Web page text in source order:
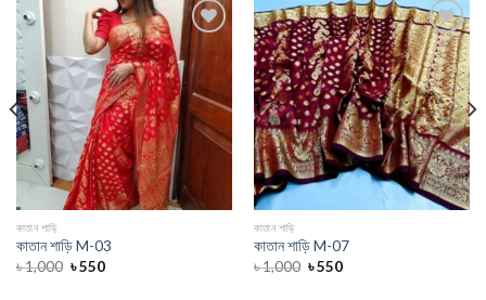
Add to
wishlist
কাতান শাড়ি
কাতান শাড়ি M-03
৳1,000 ৳550
Add to
wishlist
কাতান শাড়ি
কাতান শাড়ি M-07
৳1,000 ৳550